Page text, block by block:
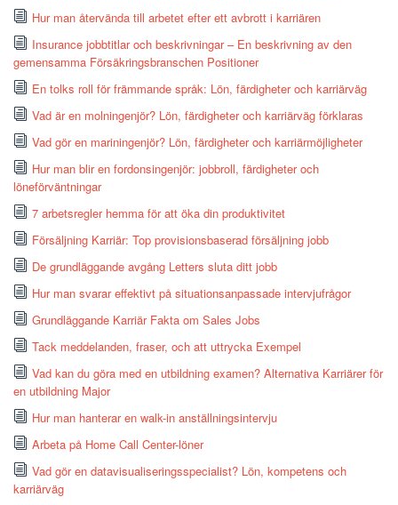
Hur man återvända till arbetet efter ett avbrott i karriären
Insurance jobbtitlar och beskrivningar – En beskrivning av den
gemensamma Försäkringsbranschen Positioner
En tolks roll för främmande språk: Lön, färdigheter och karriärväg
Vad är en molningenjör? Lön, färdigheter och karriärväg förklaras
Vad gör en mariningenjör? Lön, färdigheter och karriärmöjligheter
Hur man blir en fordonsingenjör: jobbroll, färdigheter och
löneförväntningar
7 arbetsregler hemma för att öka din produktivitet
Försäljning Karriär: Top provisionsbaserad försäljning jobb
De grundläggande avgång Letters sluta ditt jobb
Hur man svarar effektivt på situationsanpassade intervjufrågor
Grundläggande Karriär Fakta om Sales Jobs
Tack meddelanden, fraser, och att uttrycka Exempel
Vad kan du göra med en utbildning examen? Alternativa Karriärer för
en utbildning Major
Hur man hanterar en walk-in anställningsintervju
Arbeta på Home Call Center-löner
Vad gör en datavisualiseringsspecialist? Lön, kompetens och
karriärväg